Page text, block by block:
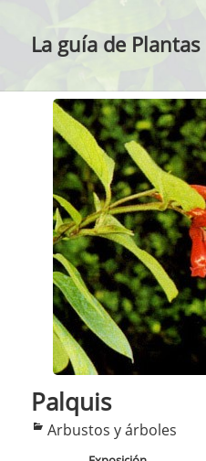
La guía de Plantas
Palquis
Categorías
Arbustos y árboles